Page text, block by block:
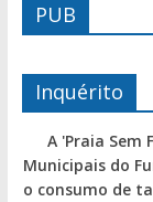
PUB
Inquérito
A 'Praia Sem
Municipais do
o consumo de